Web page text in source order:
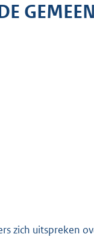
zich uitspreken